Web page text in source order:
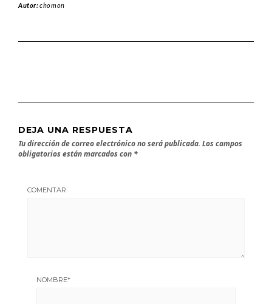
Autor:chomon
DEJA UNA RESPUESTA
Tu dirección de correo electrónico no será publicada. Los campos
obligatorios están marcados con *
COMENTAR
NOMBRE*